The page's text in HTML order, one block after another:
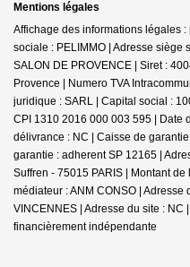
Mentions légales
Affichage des informations légales
sociale : PELIMMO | Adresse siège
SALON DE PROVENCE | Siret :
Provence | Numero TVA
juridique : SARL | Capital social :
CPI 1310 2016 000 003 595 | Date
délivrance : NC | Caisse de
garantie : adherent SP 12165 |
Suffren - 75015 PARIS | Montant
médiateur : ANM CONSO |
VINCENNES | Adresse du site : NC |
financièrement indépendante